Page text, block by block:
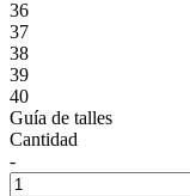
36
37
38
39
40
Guía de talles
Cantidad
-